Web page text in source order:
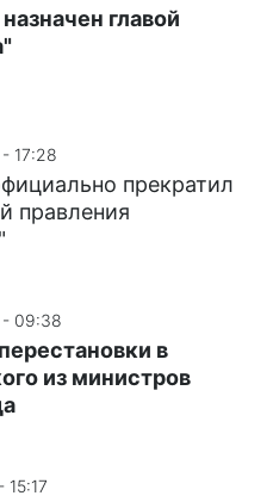
главой
17:28
прекратил
правления
- 09:38
в
из министров
15:17